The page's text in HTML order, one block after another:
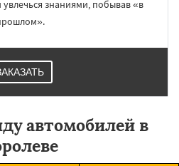
увлечься знаниями, побывав «в
автомобилей в